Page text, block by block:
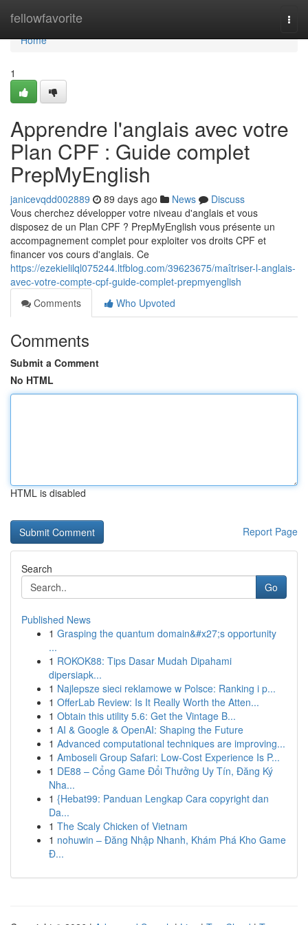
fellowfavorite
Home
Home
1
Apprendre l'anglais avec votre
Plan CPF : Guide complet
PrepMyEnglish
janicevqdd002889 89 days ago News
Discuss
Vous cherchez développer votre niveau d'anglais et vous
disposez de un Plan CPF ? PrepMyEnglish vous présente un
accompagnement complet pour exploiter vos droits CPF et
financer vos cours d'anglais. Ce
https://ezekielilql075244.ltfblog.com/39623675/maîtriser-l-anglais-
avec-votre-compte-cpf-guide-complet-prepmyenglish
Comments
Who Upvoted
Comments
Submit a Comment
No HTML
HTML is disabled
Report Page
Search
Go
Published News
1 Grasping the quantum domain&#x27;s opportunity
...
1 ROKOK88: Tips Dasar Mudah Dipahami
dipersiapk...
1 Najlepsze sieci reklamowe w Polsce: Ranking i p...
1 OfferLab Review: Is It Really Worth the Atten...
1 Obtain this utility 5.6: Get the Vintage B...
1 AI & Google & OpenAI: Shaping the Future
1 Advanced computational techniques are improving...
1 Amboseli Group Safari: Low-Cost Experience Is P...
1 DE88 – Cổng Game Đổi Thưởng Uy Tín, Đăng Ký
Nha...
1 {Hebat99: Panduan Lengkap Cara copyright dan
Da...
1 The Scaly Chicken of Vietnam
1 nohuwin – Đăng Nhập Nhanh, Khám Phá Kho Game
Đ...